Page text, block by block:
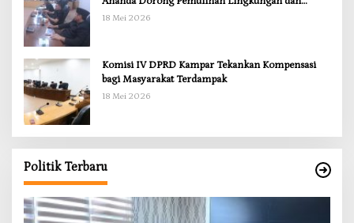
Kompensasi untuk Warga Sungai Tapung
18 Mei 2026
Komisi IV DPRD Kampar Tekankan Kompensasi
bagi Masyarakat Terdampak
18 Mei 2026
Politik Terbaru